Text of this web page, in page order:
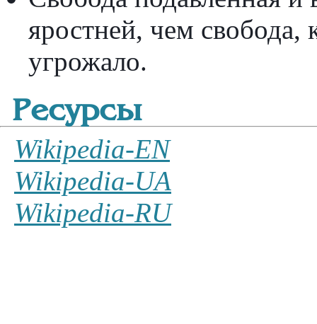
яростней, чем свобода,
угрожало.
Ресурсы
Wikipedia-EN
Wikipedia-UA
Wikipedia-RU